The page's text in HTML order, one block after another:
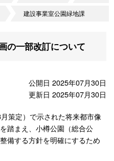
建設事業室公園緑地課
の一部改訂について
公開日 2025年07月30日
更新日 2025年07月30日
策定）で示された将来都市像
踏まえ、小樽公園（総合公
備する方針を明確にするため